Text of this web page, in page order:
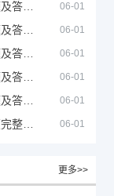
06-01
06-01
06-01
06-01
06-01
06-01
更多>>